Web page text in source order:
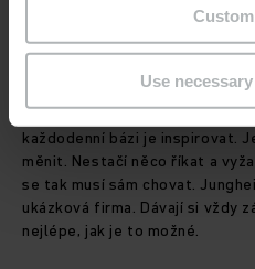
Use
koučinku, který je měl
v průběhu bylo krásně vidět,
uvádět do praxe. Ruku v ruce
také snaha manažerů jít svým
každodenní bázi je inspirovat.
měnit. Nestačí něco říkat a
se tak musí sám chovat.
ukázková firma. Dávají si vždy
nejlépe, jak je to možné.